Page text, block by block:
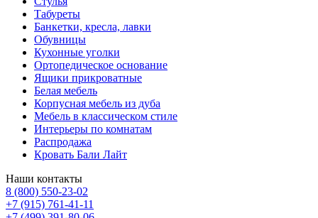
Табуреты
Банкетки, кресла, лавки
Обувницы
Кухонные уголки
Ортопедическое основание
Ящики прикроватные
Белая мебель
Корпусная мебель из дуба
Мебель в классическом стиле
Интерьеры по комнатам
Распродажа
Кровать Бали Лайт
Наши контакты
8 (800) 550-23-02
+7 (915) 761-41-11